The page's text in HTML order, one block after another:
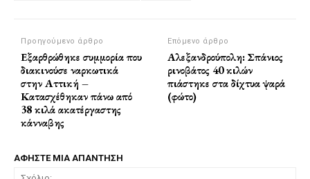
Προηγούμενο άρθρο
Εξαρθρώθηκε συμμορία που
διακινούσε ναρκωτικά
στην Αττική –
Κατασχέθηκαν πάνω από
38 κιλά ακατέργαστης
κάνναβης
Επόμενο άρθρο
Αλεξανδρούπολη: Σπάνιος
ρινοβάτος 40 κιλών
πιάστηκε στα δίχτυα ψαρά
(φώτο)
ΑΦΗΣΤΕ ΜΙΑ ΑΠΑΝΤΗΣΗ